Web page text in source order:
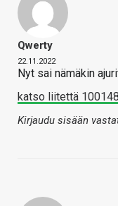
Qwerty
22.11.2022
Nyt sai nämäkin
katso liitettä
Kirjaudu sisään